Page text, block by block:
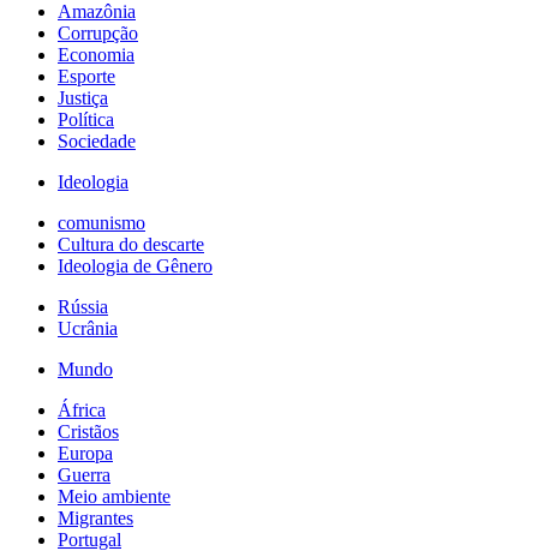
Amazônia
Corrupção
Economia
Esporte
Justiça
Política
Sociedade
Ideologia
comunismo
Cultura do descarte
Ideologia de Gênero
Rússia
Ucrânia
Mundo
África
Cristãos
Europa
Guerra
Meio ambiente
Migrantes
Portugal